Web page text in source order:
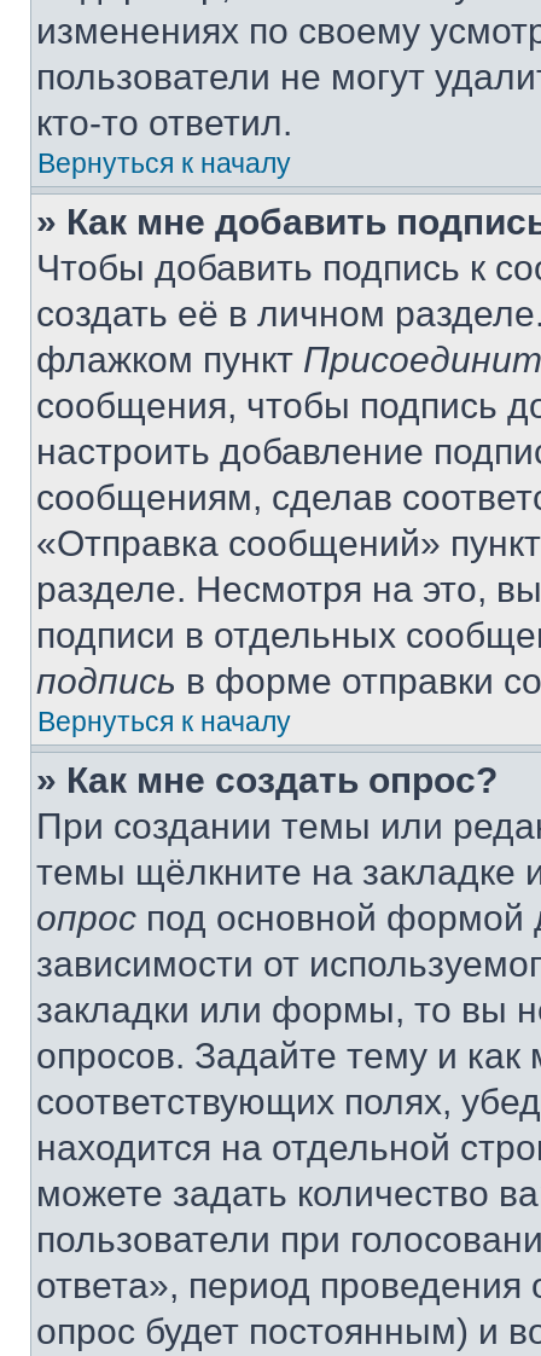
изменениях по своему
пользователи не могут
кто-то ответил.
Вернуться к началу
» Как мне добавить
Чтобы добавить подпись к
создать её в личном
флажком пункт
сообщения, чтобы подпись
настроить добавление
сообщениям, сделав
«Отправка сообщений»
разделе. Несмотря на это,
подписи в отдельных
подпись в форме отправки
Вернуться к началу
» Как мне создать опрос?
При создании темы или
темы щёлкните на
опрос под основной формой
зависимости от
закладки или формы, то вы
опросов. Задайте тему и
соответствующих полях,
находится на отдельной
можете задать количество
пользователи при
ответа», период проведения
опрос будет постоянным) и